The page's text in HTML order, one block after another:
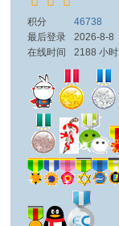
积分
46738
最后登录
2026-8-8
在线时间
2188 小时